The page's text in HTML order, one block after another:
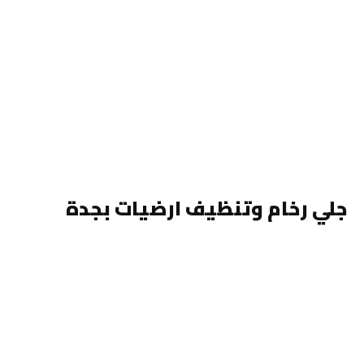
جلي رخام وتنظيف ارضيات بجدة